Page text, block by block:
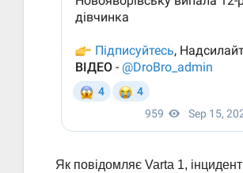
Як повідомляє Varta 1, інцидент